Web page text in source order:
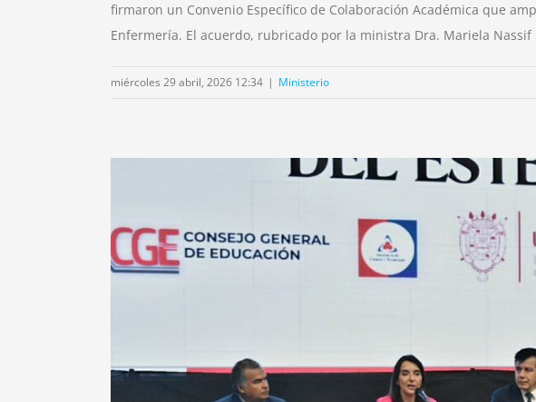
firmaron un Convenio Específico de Colaboración Académica que
Enfermería. El acuerdo, rubricado por la ministra Dra. Mariela Nassif
miércoles 29 abril, 2026 12:34 | Ministerio